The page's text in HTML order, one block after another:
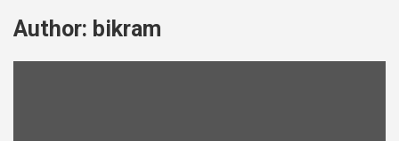
Author: bikram